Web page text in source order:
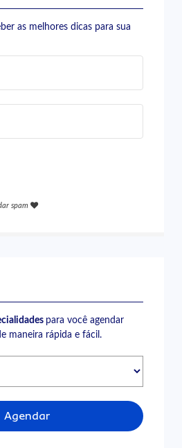
as melhores dicas para sua
spam
para você agendar
maneira rápida e fácil.
Agendar